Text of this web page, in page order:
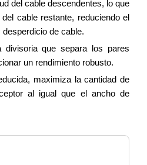
del cable descendentes, lo que
cable restante, reduciendo el
de cable.
divisoria que separa los pares
un rendimiento robusto.
maximiza la cantidad de
al igual que el ancho de